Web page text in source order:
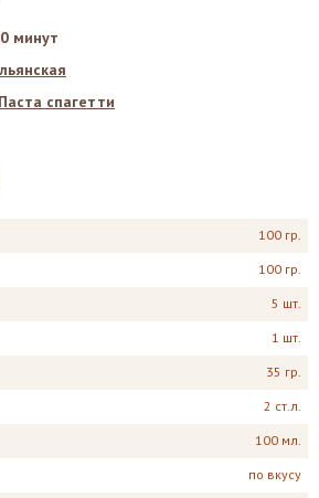
100 гр.
100 гр.
5 шт.
1 шт.
35 гр.
2 ст.л.
100 мл.
по вкусу
минут
Паста спагетти